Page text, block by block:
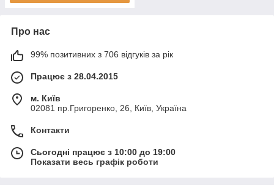
Про нас
99% позитивних з 706 відгуків за рік
Працює з 28.04.2015
м. Київ
02081 пр.Григоренко, 26, Київ, Україна
Контакти
Сьогодні працює з 10:00 до 19:00
Показати весь графік роботи